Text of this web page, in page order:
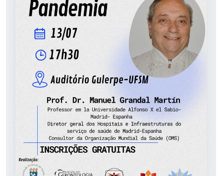
Ministério do Turismo
Ministério do Desenvolvimento Regional
Controladoria-Geral da União
Ministério da Mulher, da Família e dos Direitos Humanos
Secretaria de Governo
Gabinete de Segurança Institucional